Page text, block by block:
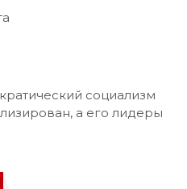
социализм
а его лидеры